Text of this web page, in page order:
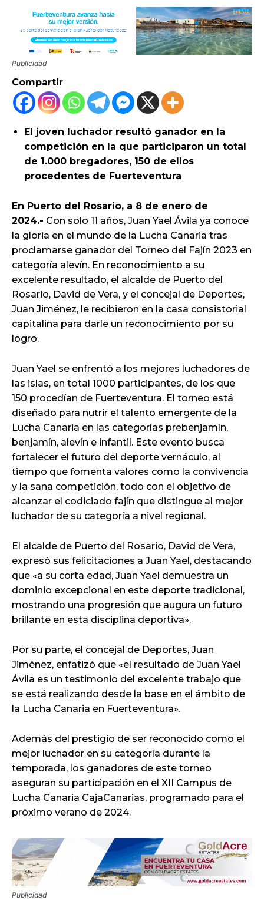
Publicidad
Compartir
El joven luchador resultó ganador en la
competición en la que participaron un total
de 1.000 bregadores, 150 de ellos
procedentes de Fuerteventura
En Puerto del Rosario, a 8 de enero de
2024.- Con solo 11 años, Juan Yael Ávila ya conoce
la gloria en el mundo de la Lucha Canaria tras
proclamarse ganador del Torneo del Fajín 2023 en
categoría alevín. En reconocimiento a su
excelente resultado, el alcalde de Puerto del
Rosario, David de Vera, y el concejal de Deportes,
Juan Jiménez, le recibieron en la casa consistorial
capitalina para darle un reconocimiento por su
logro.
Juan Yael se enfrentó a los mejores luchadores de
las islas, en total 1000 participantes, de los que
150 procedían de Fuerteventura. El torneo está
diseñado para nutrir el talento emergente de la
Lucha Canaria en las categorías prebenjamín,
benjamín, alevín e infantil. Este evento busca
fortalecer el futuro del deporte vernáculo, al
tiempo que fomenta valores como la convivencia
y la sana competición, todo con el objetivo de
alcanzar el codiciado fajín que distingue al mejor
luchador de su categoría a nivel regional.
El alcalde de Puerto del Rosario, David de Vera,
expresó sus felicitaciones a Juan Yael, destacando
que «a su corta edad, Juan Yael demuestra un
dominio excepcional en este deporte tradicional,
mostrando una progresión que augura un futuro
brillante en esta disciplina deportiva».
Por su parte, el concejal de Deportes, Juan
Jiménez, enfatizó que «el resultado de Juan Yael
Ávila es un testimonio del excelente trabajo que
se está realizando desde la base en el ámbito de
la Lucha Canaria en Fuerteventura».
Además del prestigio de ser reconocido como el
mejor luchador en su categoría durante la
temporada, los ganadores de este torneo
aseguran su participación en el XII Campus de
Lucha Canaria CajaCanarias, programado para el
próximo verano de 2024.
Publicidad